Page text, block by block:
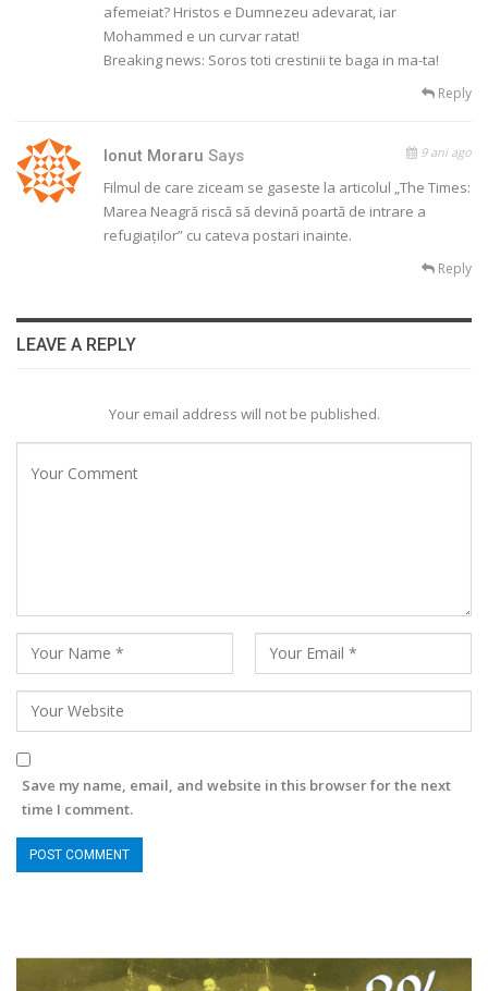
afemeiat? Hristos e Dumnezeu adevarat, iar
Mohammed e un curvar ratat!
Breaking news: Soros toti crestinii te baga in ma-ta!
Reply
Ionut Moraru Says 9 ani ago
Filmul de care ziceam se gaseste la articolul „The Times:
Marea Neagră riscă să devină poartă de intrare a
refugiaților” cu cateva postari inainte.
Reply
LEAVE A REPLY
Your email address will not be published.
Save my name, email, and website in this browser for the next
time I comment.